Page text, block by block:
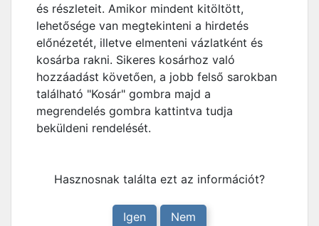
és részleteit. Amikor mindent kitöltött,
lehetősége van megtekinteni a hirdetés
előnézetét, illetve elmenteni vázlatként és
kosárba rakni. Sikeres kosárhoz való
hozzáadást követően, a jobb felső sarokban
található "Kosár" gombra majd a
megrendelés gombra kattintva tudja
beküldeni rendelését.
Hasznosnak találta ezt az információt?
Igen Nem